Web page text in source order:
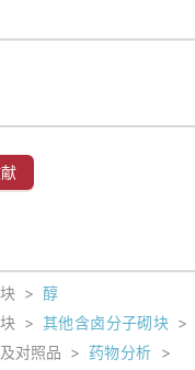
> 醇
> 其他含卤分子砌块 >
对照品 > 药物分析 >